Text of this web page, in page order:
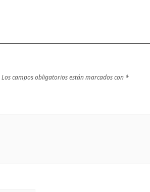
Los campos obligatorios están marcados con *